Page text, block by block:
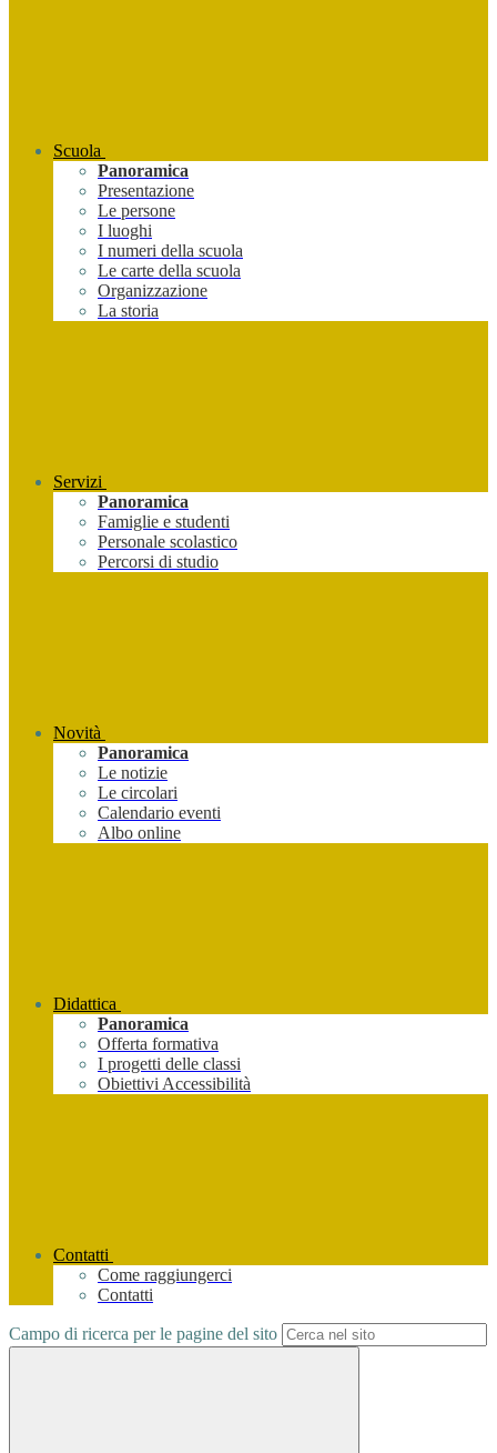
Scuola
Panoramica
Presentazione
Le persone
I luoghi
I numeri della scuola
Le carte della scuola
Organizzazione
La storia
Servizi
Panoramica
Famiglie e studenti
Personale scolastico
Percorsi di studio
Novità
Panoramica
Le notizie
Le circolari
Calendario eventi
Albo online
Didattica
Panoramica
Offerta formativa
I progetti delle classi
Obiettivi Accessibilità
Contatti
Come raggiungerci
Contatti
Campo di ricerca per le pagine del sito